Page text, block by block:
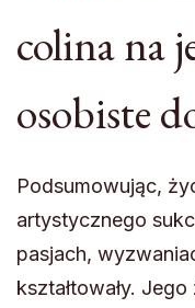
colina na
osobiste
Podsumowując,
artystycznego
pasjach,
kształtowały.